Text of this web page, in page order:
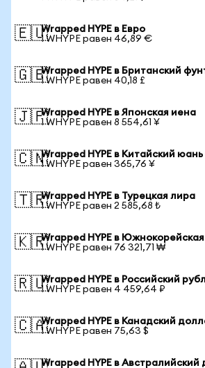
🇪🇺Wrapped HYPE в Евро
1 WHYPE равен 46,89 €
🇬🇧Wrapped HYPE в Британский
1 WHYPE равен 40,18 £
🇯🇵Wrapped HYPE в Японская иена
1 WHYPE равен 8 554,61 ¥
🇨🇳Wrapped HYPE в Китайский юань
1 WHYPE равен 365,76 ¥
🇹🇷Wrapped HYPE в Турецкая лира
1 WHYPE равен 2 585,68 ₺
🇰🇷Wrapped HYPE в
1 WHYPE равен 76 321,71 ₩
🇷🇺Wrapped HYPE в Российский
1 WHYPE равен 4 459,64 ₽
🇨🇦Wrapped HYPE в Канадский
1 WHYPE равен 75,63 $
Wrapped HYPE в Австралийский